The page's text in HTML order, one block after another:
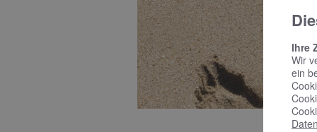
Ihre
Wir
ein